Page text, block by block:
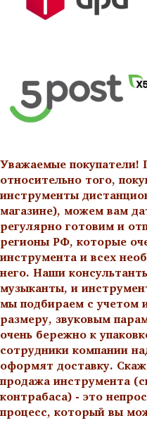
Уважаемые
относительно того,
инструменты
магазине), можем вам
регулярно готовим и
регионы РФ, которые
инструмента и всех
него. Наши
музыканты, и
мы подбираем с учетом
размеру, звуковым
очень бережно к
сотрудники компании
оформят доставку.
продажа инструмента
контрабаса) - это
процесс, который вы